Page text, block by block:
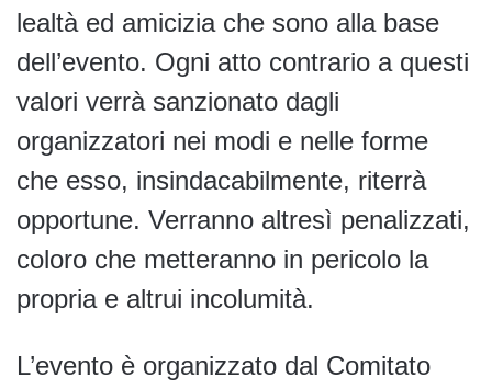
lealtà ed amicizia che sono alla base
dell’evento. Ogni atto contrario a questi
valori verrà sanzionato dagli
organizzatori nei modi e nelle forme
che esso, insindacabilmente, riterrà
opportune. Verranno altresì penalizzati,
coloro che metteranno in pericolo la
propria e altrui incolumità.
L’evento è organizzato dal Comitato